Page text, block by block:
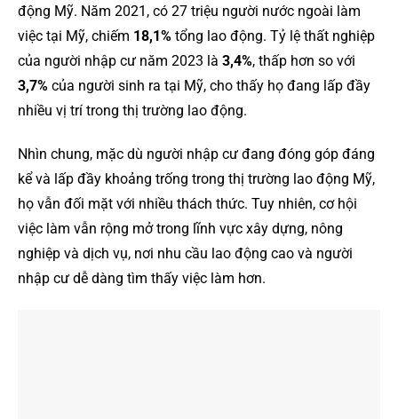
động Mỹ. Năm 2021, có 27 triệu người nước ngoài làm
việc tại Mỹ, chiếm 18,1% tổng lao động. Tỷ lệ thất nghiệp
của người nhập cư năm 2023 là 3,4%, thấp hơn so với
3,7% của người sinh ra tại Mỹ, cho thấy họ đang lấp đầy
nhiều vị trí trong thị trường lao động.
Nhìn chung, mặc dù người nhập cư đang đóng góp đáng
kể và lấp đầy khoảng trống trong thị trường lao động Mỹ,
họ vẫn đối mặt với nhiều thách thức. Tuy nhiên, cơ hội
việc làm vẫn rộng mở trong lĩnh vực xây dựng, nông
nghiệp và dịch vụ, nơi nhu cầu lao động cao và người
nhập cư dễ dàng tìm thấy việc làm hơn.